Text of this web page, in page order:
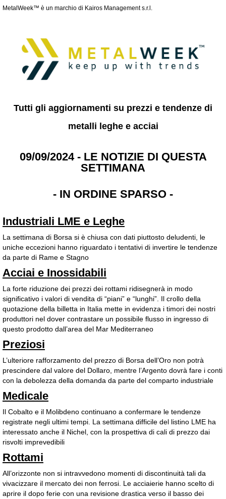
MetalWeek™ è un marchio di Kairos Management s.r.l.
Tutti gli aggiornamenti su prezzi e tendenze di
metalli leghe e acciai
09/09/2024 - LE NOTIZIE DI QUESTA
SETTIMANA
- IN ORDINE SPARSO -
Industriali LME e Leghe
La settimana di Borsa si è chiusa con dati piuttosto deludenti, le
uniche eccezioni hanno riguardato i tentativi di invertire le tendenze
da parte di Rame e Stagno
Acciai e Inossidabili
La forte riduzione dei prezzi dei rottami ridisegnerà in modo
significativo i valori di vendita di “piani” e “lunghi”. Il crollo della
quotazione della billetta in Italia mette in evidenza i timori dei nostri
produttori nel dover contrastare un possibile flusso in ingresso di
questo prodotto dall’area del Mar Mediterraneo
Preziosi
L’ulteriore rafforzamento del prezzo di Borsa dell’Oro non potrà
prescindere dal valore del Dollaro, mentre l’Argento dovrà fare i conti
con la debolezza della domanda da parte del comparto industriale
Medicale
Il Cobalto e il Molibdeno continuano a confermare le tendenze
registrate negli ultimi tempi. La settimana difficile del listino LME ha
interessato anche il Nichel, con la prospettiva di cali di prezzo dai
risvolti imprevedibili
Rottami
All’orizzonte non si intravvedono momenti di discontinuità tali da
vivacizzare il mercato dei non ferrosi. Le acciaierie hanno scelto di
aprire il dopo ferie con una revisione drastica verso il basso dei